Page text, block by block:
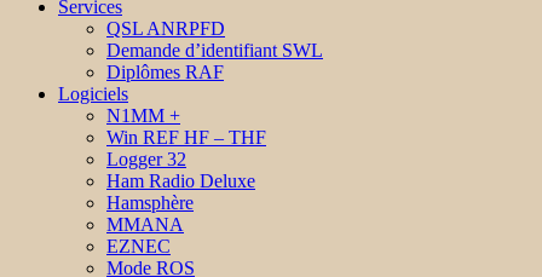
Services
QSL ANRPFD
Demande d’identifiant SWL
Diplômes RAF
Logiciels
N1MM +
Win REF HF – THF
Logger 32
Ham Radio Deluxe
Hamsphère
MMANA
EZNEC
Mode ROS